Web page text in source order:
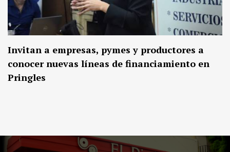
Invitan a empresas, pymes y productores a
conocer nuevas líneas de financiamiento en
Pringles